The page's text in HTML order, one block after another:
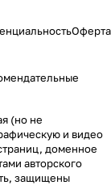
Оферта
(но не
и видео
доменное
авторского
защищены